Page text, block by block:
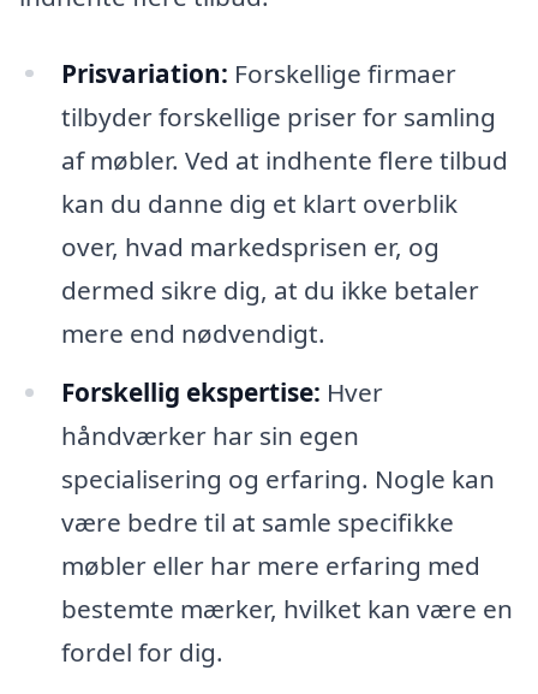
Prisvariation: Forskellige firmaer
tilbyder forskellige priser for samling
af møbler. Ved at indhente flere tilbud
kan du danne dig et klart overblik
over, hvad markedsprisen er, og
dermed sikre dig, at du ikke betaler
mere end nødvendigt.
Forskellig ekspertise: Hver
håndværker har sin egen
specialisering og erfaring. Nogle kan
være bedre til at samle specifikke
møbler eller har mere erfaring med
bestemte mærker, hvilket kan være en
fordel for dig.